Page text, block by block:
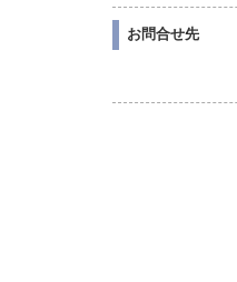
お問合せ先